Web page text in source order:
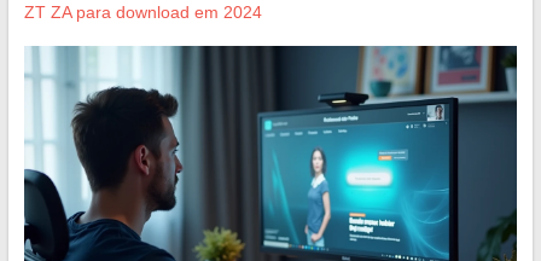
ZT ZA para download em 2024